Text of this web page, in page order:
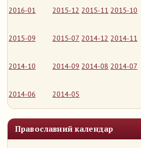
2016-01 2015-12 2015-11 2015-10
2015-09 2015-07 2014-12 2014-11
2014-10 2014-09 2014-08 2014-07
2014-06 2014-05
Православний календар